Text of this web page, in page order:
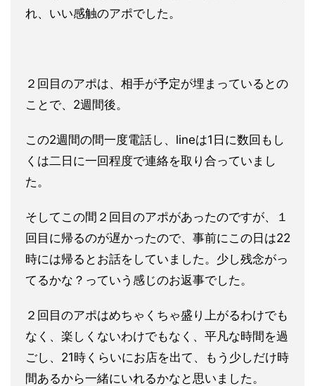
れ、いい感触のアポでした。
２回目のアポは、相手が予定が埋まっているとの
ことで、2週間後。
この2週間の間一度電話し、lineは1日に数回もし
くは二日に一回程度で連絡を取り合っていまし
た。
そしてこの間２回目のアポがあったのですが、１
回目に帰るのが遅かったので、事前にこの日は22
時には帰ると お話をしていました。少し残念がっ
てるかな？ っていう感じのお返事でした。
２回目のアポはめちゃくちゃ盛り上がるわけでも
なく、楽しくないわけでもなく、平凡な時間を過
ごし、21時くらいにお店を出て、もう少しだけ時
間あるから一緒にいれるかなと思いました。